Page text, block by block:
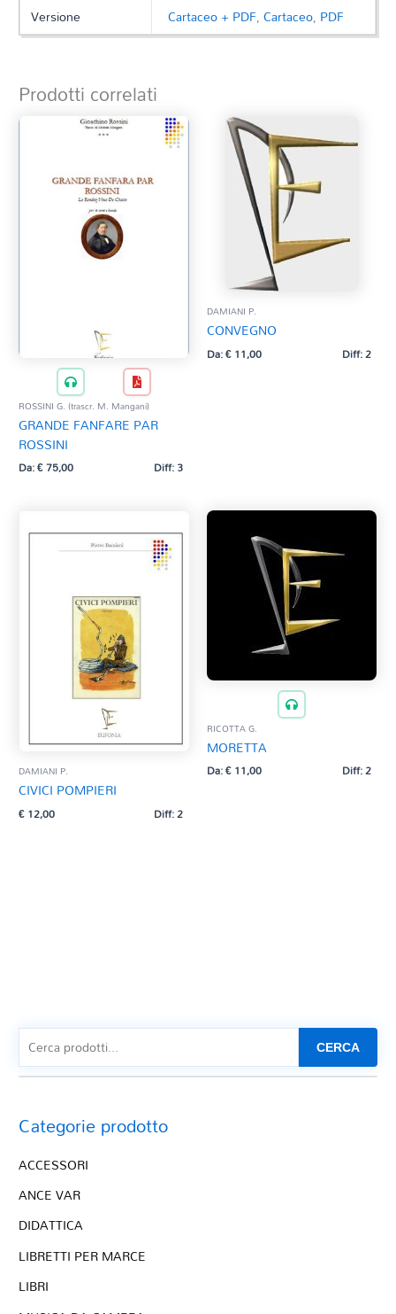
Versione Cartaceo + PDF,Cartaceo, PDF
Prodotti correlati
ROSSINI G. (trascr. M. Mangani)
GRANDE FANFARE PAR
ROSSINI
Da:€75,00 Diff: 3
DAMIANI P.
CONVEGNO
Da:€11,00 Diff: 2
DAMIANI P.
CIVICI POMPIERI
€12,00 Diff: 2
RICOTTA G.
MORETTA
Da:€11,00 Diff: 2
CERCA
Categorie prodotto
ACCESSORI
ANCE VAR
DIDATTICA
LIBRETTI PER MARCE
LIBRI